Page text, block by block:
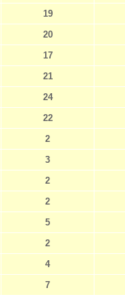
19
20
17
21
24
22
2
3
2
2
5
2
4
7